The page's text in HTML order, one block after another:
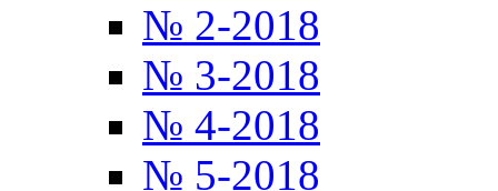
№ 2-2018
№ 3-2018
№ 4-2018
№ 5-2018